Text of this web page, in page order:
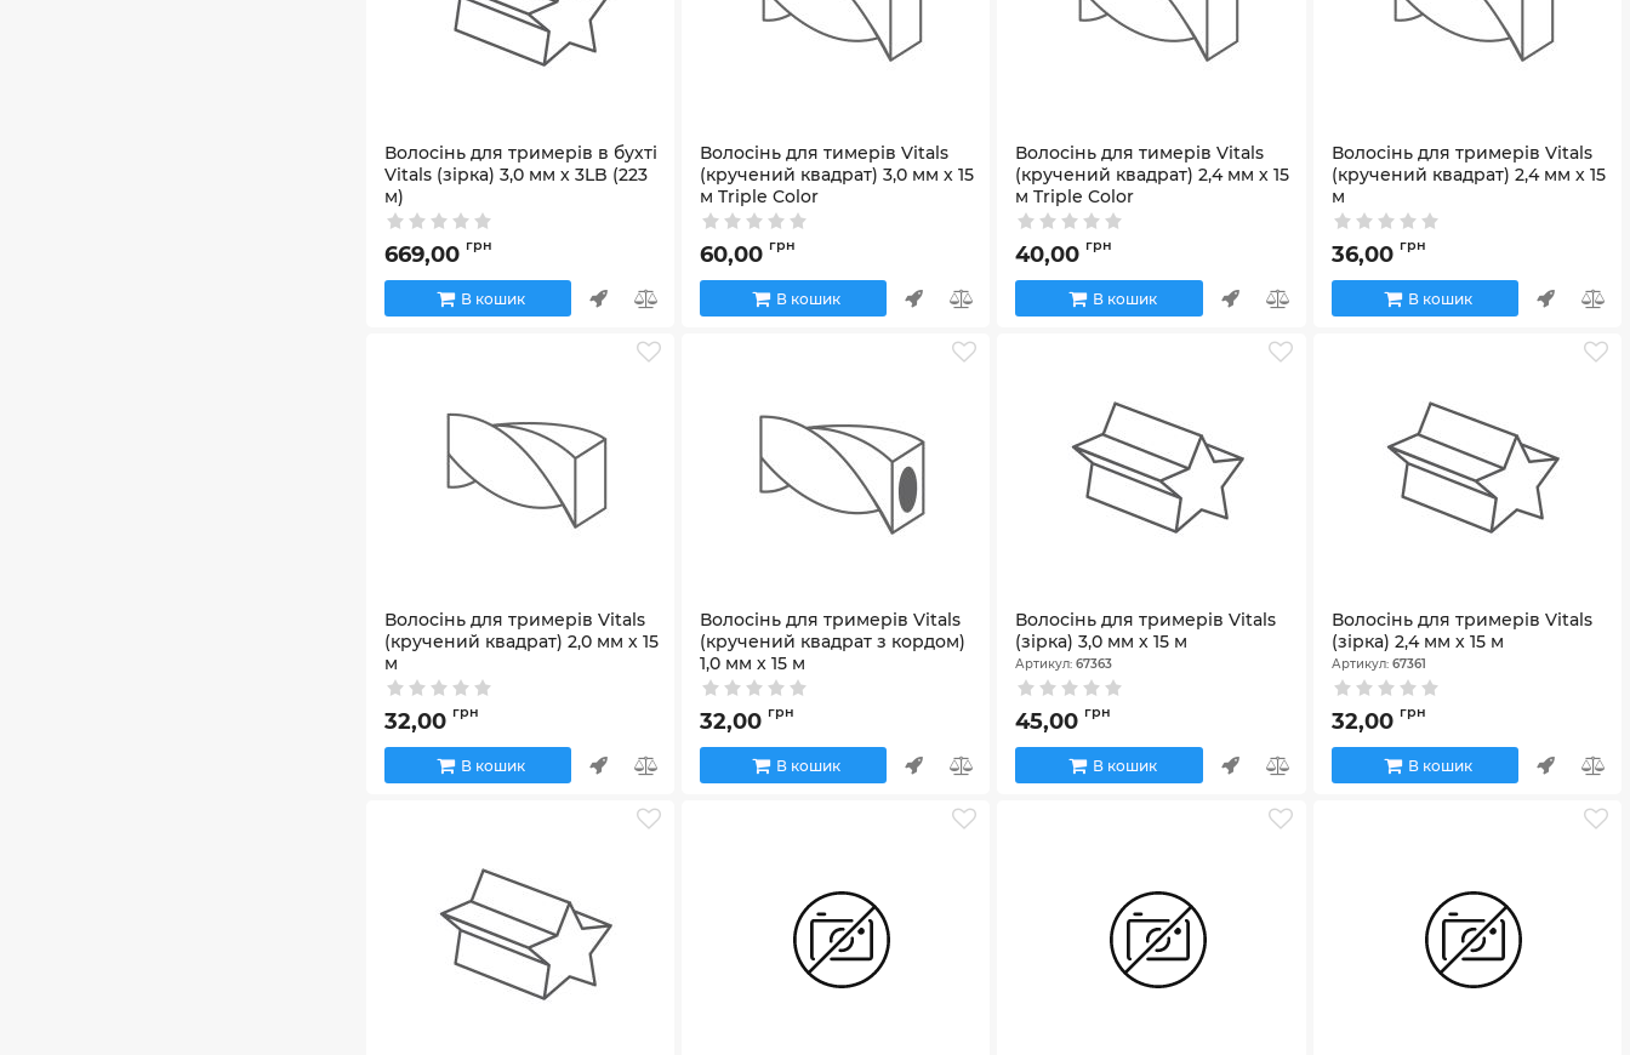
Волосінь для тримерів в бухті
Vitals (зiрка) 3,0 мм х 3LB (223
м)
Артикул:67383
669,00 грн
В кошик
Волосінь для тимерів Vitals
(кручений квадрат) 3,0 мм х 15
м Triple Color
Артикул:246648
60,00 грн
В кошик
Волосінь для тимерів Vitals
(кручений квадрат) 2,4 мм х 15
м Triple Color
Артикул:246646
40,00 грн
В кошик
Волосінь для тримерів Vitals
(кручений квадрат) 2,4 мм х 15
м
Артикул:67365
36,00 грн
В кошик
Волосінь для тримерів Vitals
(кручений квадрат) 2,0 мм х 15
м
Артикул:67364
32,00 грн
В кошик
Волосінь для тримерів Vitals
(кручений квадрат з кордом)
1,0 мм х 15 м
Артикул:183838
32,00 грн
В кошик
Волосінь для тримерів Vitals
(зірка) 3,0 мм х 15 м
Артикул:67363
45,00 грн
В кошик
Волосінь для тримерів Vitals
(зірка) 2,4 мм х 15 м
Артикул: 67361
32,00 грн
В кошик